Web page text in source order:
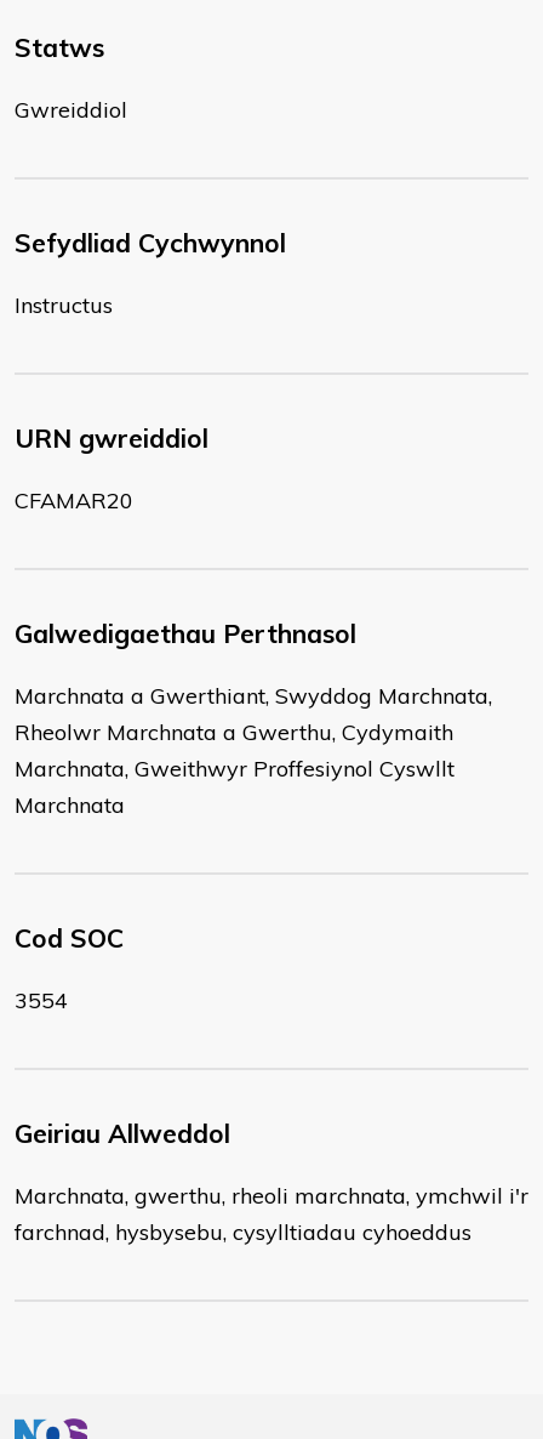
Statws
Gwreiddiol
Sefydliad Cychwynnol
Instructus
URN gwreiddiol
CFAMAR20
Galwedigaethau Perthnasol
Marchnata a Gwerthiant, Swyddog Marchnata,
Rheolwr Marchnata a Gwerthu, Cydymaith
Marchnata, Gweithwyr Proffesiynol Cyswllt
Marchnata
Cod SOC
3554
Geiriau Allweddol
Marchnata, gwerthu, rheoli marchnata, ymchwil i'r
farchnad, hysbysebu, cysylltiadau cyhoeddus